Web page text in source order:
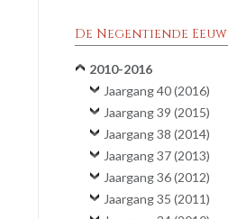
De Negentiende Eeuw
2010-2016
Jaargang 40 (2016)
Jaargang 39 (2015)
Jaargang 38 (2014)
Jaargang 37 (2013)
Jaargang 36 (2012)
Jaargang 35 (2011)